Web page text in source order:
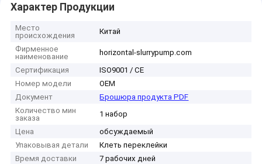
Характер Продукции
Место
происхождения
Китай
Фирменное
наименование
horizontal-slurrypump.com
Сертификация
ISO9001 / CE
Номер модели
OEM
Документ
Брошюра продукта PDF
Количество мин
заказа
1 набор
Цена
обсуждаемый
Упаковывая детали
Клеть переклейки
Время доставки
7 рабочих дней